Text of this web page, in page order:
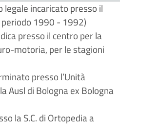
legale incaricato presso il
periodo 1990 - 1992)
presso il centro per la
motoria, per le stagioni
presso l’Unità
Ausl di Bologna ex Bologna
la S.C. di Ortopedia a